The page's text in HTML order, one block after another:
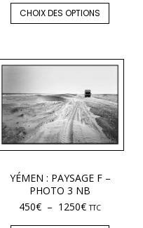
CHOIX DES OPTIONS
YÉMEN : PAYSAGE F –
PHOTO 3 NB
450€ – 1250€ TTC